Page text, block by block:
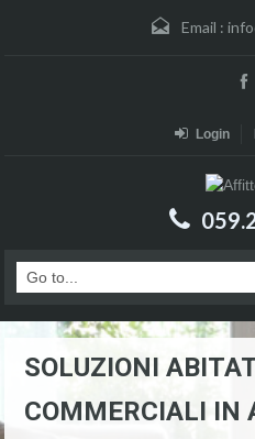
Email :
Login
SOLUZIONI
COMMERCIALI IN